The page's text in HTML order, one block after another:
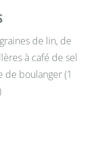
de lin, de
à café de sel
de boulanger (1